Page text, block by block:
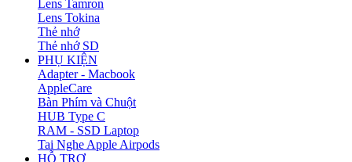
Lens Tamron
Lens Tokina
Thẻ nhớ
Thẻ nhớ SD
PHỤ KIỆN
Adapter - Macbook
AppleCare
Bàn Phím và Chuột
HUB Type C
RAM - SSD Laptop
Tai Nghe Apple Airpods
HỖ TRỢ